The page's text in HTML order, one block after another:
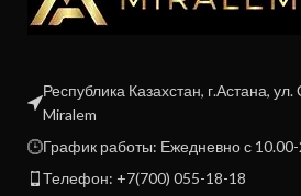
Республика Казахстан, г.Астана,
Miralem
График работы: Ежедневно с
Телефон: +7(700) 055-18-18